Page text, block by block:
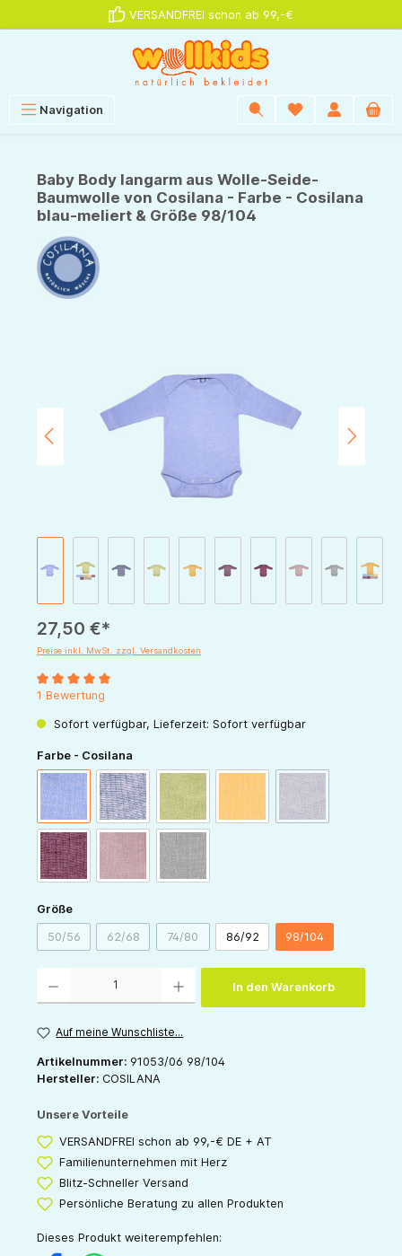
VERSANDFREI schon ab 99,-€
Navigation
Baby Body langarm aus Wolle-Seide-
Baumwolle von Cosilana - Farbe - Cosilana
blau-meliert & Größe 98/104
27,50 €*
Preise inkl. MwSt. zzgl. Versandkosten
Durchschnittliche Bewertung von 5 von 5 Sternen
1 Bewertung
Sofort verfügbar, Lieferzeit: Sofort verfügbar
Farbe - Cosilana
blau-meliertmarine-meliertgrün-meliert gelb-meliertpflaume-meliert
(Diese Option ist
weinrot-meliertrosa-meliertgrau-meliert
Größeauswählen
50/56(Diese Option ist zurzeit nicht verfügbar.)
62/68(Diese Option ist zurzeit nicht verfügbar.)
74/80(Diese Option ist zurzeit nicht verfügbar.)
86/92 98/104
In den Warenkorb
Auf meine Wunschliste...
Artikelnummer: 91053/06 98/104
Hersteller: COSILANA
Unsere Vorteile
VERSANDFREI schon ab 99,-€ DE + AT
Familienunternehmen mit Herz
Blitz-Schneller Versand
Persönliche Beratung zu allen Produkten
Dieses Produkt weiterempfehlen: